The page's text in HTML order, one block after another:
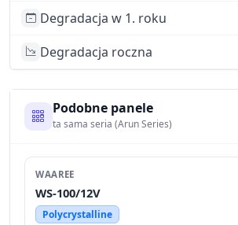
Degradacja w 1. roku
Degradacja roczna
Podobne panele
ta sama seria (Arun Series)
WAAREE
WS-100/12V
Polycrystalline